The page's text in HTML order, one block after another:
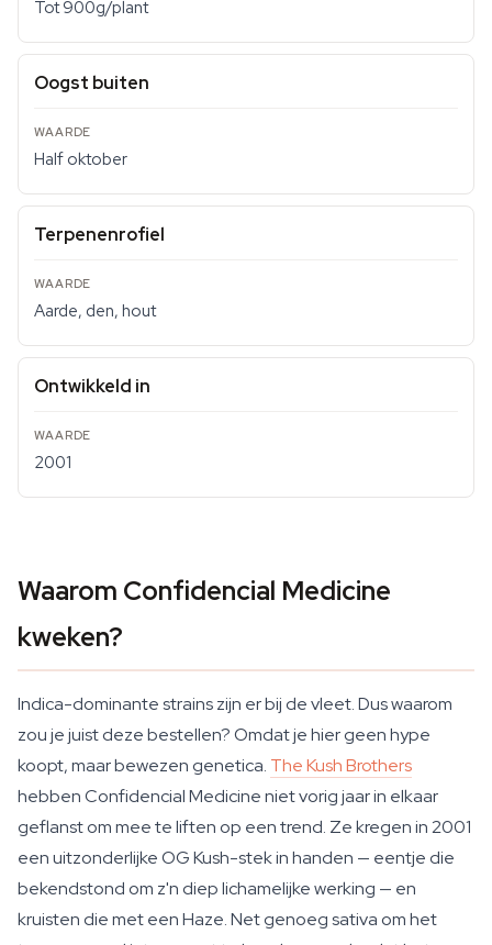
Tot 900g/plant
Oogst buiten
Half oktober
Terpenenrofiel
Aarde, den, hout
Ontwikkeld in
2001
Waarom Confidencial Medicine
kweken?
Indica-dominante strains zijn er bij de vleet. Dus waarom
zou je juist deze bestellen? Omdat je hier geen hype
koopt, maar bewezen genetica. The Kush Brothers
hebben Confidencial Medicine niet vorig jaar in elkaar
geflanst om mee te liften op een trend. Ze kregen in 2001
een uitzonderlijke OG Kush-stek in handen — eentje die
bekendstond om z'n diep lichamelijke werking — en
kruisten die met een Haze. Net genoeg sativa om het